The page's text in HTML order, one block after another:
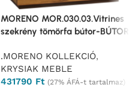
MORENO MOR.030.03.Vitrines
szekrény tömörfa bútor-BÚTOR
.MORENO KOLLEKCIÓ,
KRYSIAK MEBLE
431790 Ft (27% ÁFÁ-t tartalmaz)